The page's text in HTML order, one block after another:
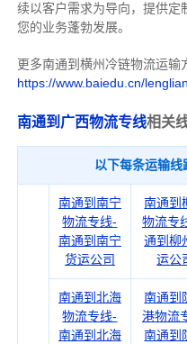
续以客户需求为导向，提供定
您的业务蓬勃发展。
更多南通到横州冷链物流运输
https://www.baiedu.cn/
南通到广西物流专线相关
以下每条运输线
南通到南宁
物流专线-
南通到南宁
货运公司
南通到
物流专
通到柳
运公
南通到北海
物流专线-
南通到北海
南通到
港物流
南通到